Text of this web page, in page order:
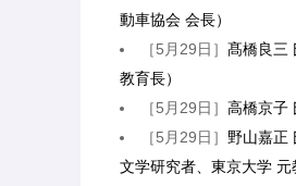
動車協会 会長）
［5月29日］髙橋良三
教育長）
［5月29日］高橋京子
［5月29日］ 野山嘉正
文学研究者、東京大学 元